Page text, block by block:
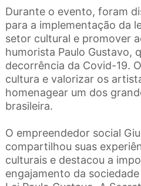
Durante o evento, foram
para a implementação da
setor cultural e promover
humorista Paulo Gustavo,
decorrência da Covid-19.
cultura e valorizar os
homenagear um dos
brasileira.
O empreendedor social
compartilhou suas
culturais e destacou a
engajamento da